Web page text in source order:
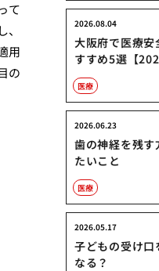
て
用
の
大阪府で医療
すすめ5選【
2026.08.04
医療
歯の神経を残す
たいこと
2026.06.23
医療
子どもの受け口
なる？
2026.05.17